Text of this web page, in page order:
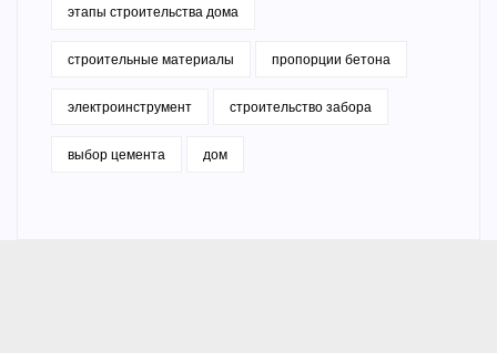
этапы строительства дома
строительные материалы пропорции бетона
электроинструмент строительство забора
выбор цемента дом